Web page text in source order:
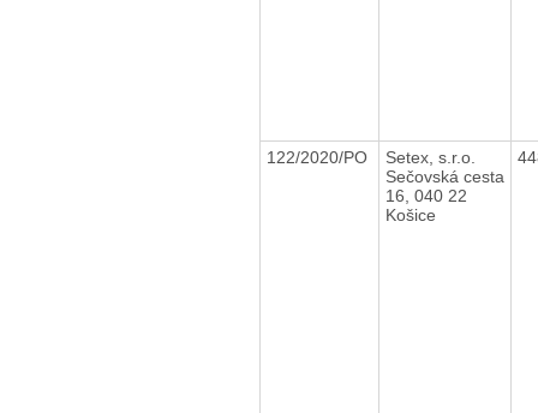
122/2020/PO
Setex, s.r.o.
Sečovská cesta
16, 040 22
Košice